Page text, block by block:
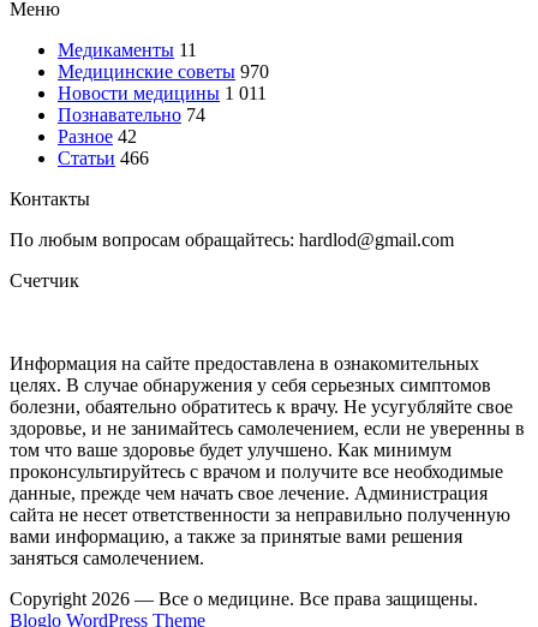
Меню
Медикаменты 11
Медицинские советы 970
Новости медицины 1 011
Познавательно 74
Разное 42
Статьи 466
Контакты
По любым вопросам обращайтесь: hardlod@gmail.com
Счетчик
Информация на сайте предоставлена в ознакомительных
целях. В случае обнаружения у себя серьезных симптомов
болезни, обаятельно обратитесь к врачу. Не усугубляйте свое
здоровье, и не занимайтесь самолечением, если не уверенны в
том что ваше здоровье будет улучшено. Как минимум
проконсультируйтесь с врачом и получите все необходимые
данные, прежде чем начать свое лечение. Администрация
сайта не несет ответственности за неправильно полученную
вами информацию, а также за принятые вами решения
заняться самолечением.
Copyright 2026 — Все о медицине. Все права защищены.
Bloglo WordPress Theme